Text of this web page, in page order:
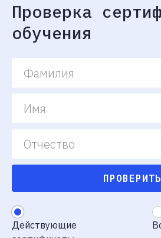
Проверка
обучения
ПРОВЕРИТЬ
Действующие